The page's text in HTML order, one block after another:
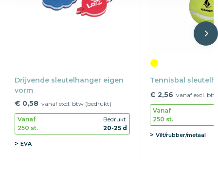
Drijvende sleutelhanger eigen
vorm
€ 0,58 vanaf excl. btw (bedrukt)
Vanaf
250 st.
Bedrukt
20-25 d
EVA
Tennisbal
€ 2,56 vanaf excl.
Vanaf
250 st.
Vilt/rubber/metaal